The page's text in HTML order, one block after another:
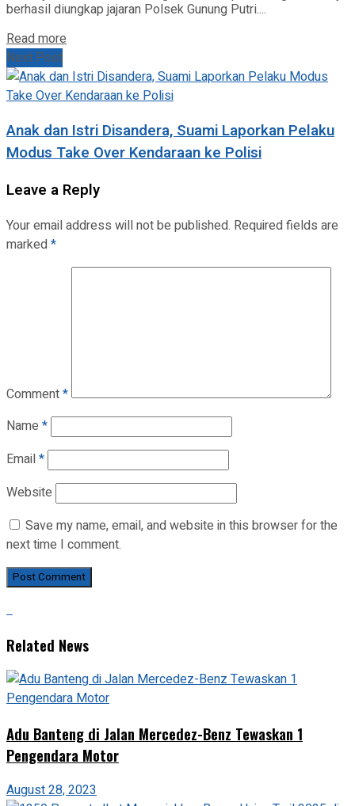
berhasil diungkap jajaran Polsek Gunung Putri....
Read more
Next Post
Anak dan Istri Disandera, Suami Laporkan Pelaku
Modus Take Over Kendaraan ke Polisi
Leave a Reply
Your email address will not be published. Required fields are
marked*
Comment*
Name *
Email*
Website
Save my name, email, and website in this browser for the
next time I comment.
Related News
Adu Banteng di Jalan Mercedez-Benz Tewaskan 1
Pengendara Motor
August 28, 2023